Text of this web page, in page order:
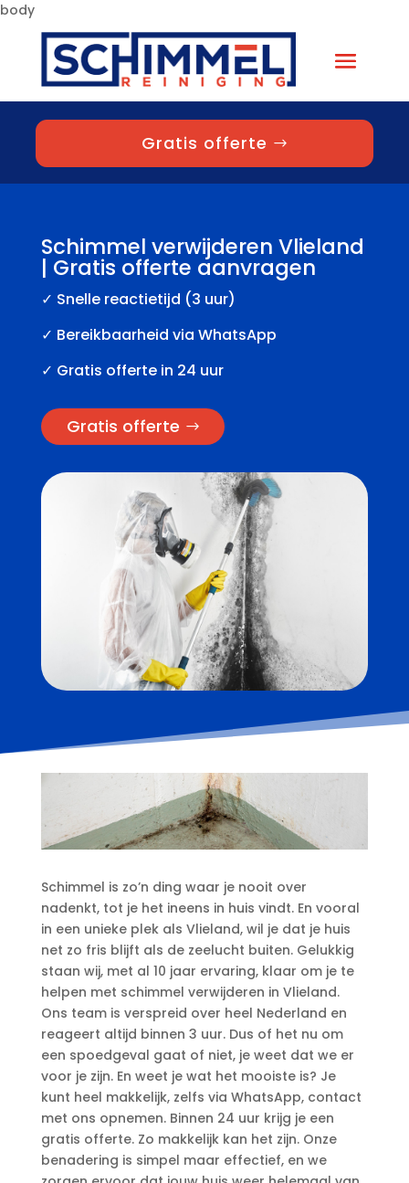
body
Gratis offerte
Schimmel verwijderen Vlieland
| Gratis offerte aanvragen
✓ Snelle reactietijd (3 uur)
✓ Bereikbaarheid via WhatsApp
✓ Gratis offerte in 24 uur
Gratis offerte
Schimmel is zo’n ding waar je nooit over
nadenkt, tot je het ineens in huis vindt.​ En vooral
in een unieke plek als Vlieland, wil je dat je huis
net zo fris blijft als de zeelucht buiten.​ Gelukkig
staan wij, met al 10 jaar ervaring, klaar om je te
helpen met schimmel verwijderen in Vlieland.​
Ons team is verspreid over heel Nederland en
reageert altijd binnen 3 uur.​ Dus of het nu om
een spoedgeval gaat of niet, je weet dat we er
voor je zijn.​ En weet je wat het mooiste is? Je
kunt heel makkelijk, zelfs via WhatsApp, contact
met ons opnemen.​ Binnen 24 uur krijg je een
gratis offerte.​ Zo makkelijk kan het zijn.​ Onze
benadering is simpel maar effectief, en we